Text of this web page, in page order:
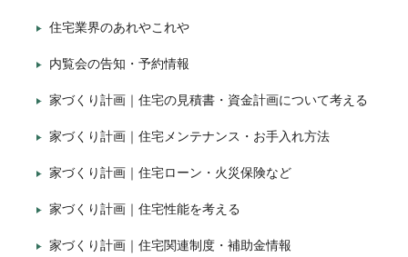
住宅業界のあれやこれや
内覧会の告知・予約情報
家づくり計画｜住宅の見積書・資金計画について考える
家づくり計画｜住宅メンテナンス・お手入れ方法
家づくり計画｜住宅ローン・火災保険など
家づくり計画｜住宅性能を考える
家づくり計画｜住宅関連制度・補助金情報